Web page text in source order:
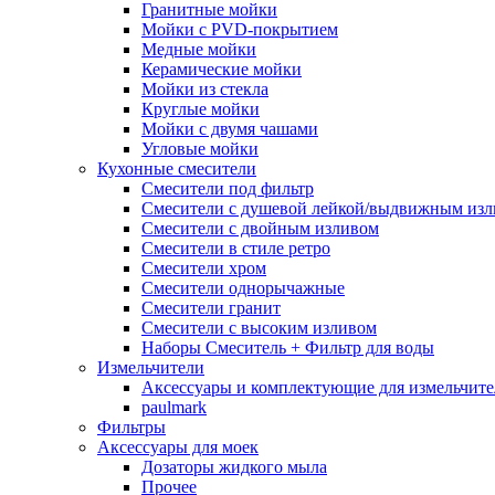
Гранитные мойки
Мойки с PVD-покрытием
Медные мойки
Керамические мойки
Мойки из стекла
Круглые мойки
Мойки с двумя чашами
Угловые мойки
Кухонные смесители
Смесители под фильтр
Смесители с душевой лейкой/выдвижным
Смесители с двойным изливом
Смесители в стиле ретро
Смесители хром
Смесители однорычажные
Смесители гранит
Смесители с высоким изливом
Наборы Смеситель + Фильтр для воды
Измельчители
Аксессуары и комплектующие для
paulmark
Фильтры
Аксессуары для моек
Дозаторы жидкого мыла
Прочее